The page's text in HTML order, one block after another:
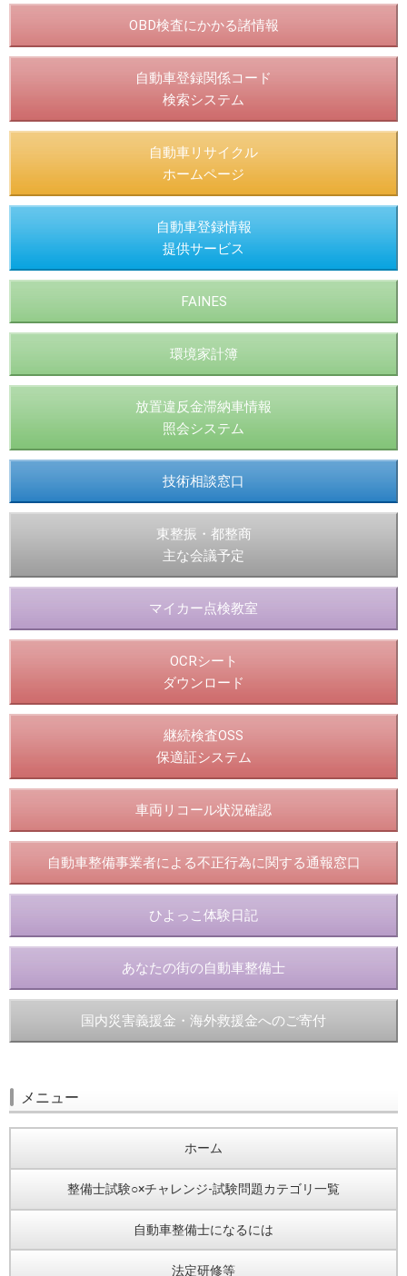
OBD検査にかかる諸情報
自動車登録関係コード
検索システム
自動車リサイクル
ホームページ
自動車登録情報
提供サービス
FAINES
環境家計簿
放置違反金滞納車情報
照会システム
技術相談窓口
東整振・都整商
主な会議予定
マイカー点検教室
OCRシート
ダウンロード
継続検査OSS
保適証システム
車両リコール状況確認
自動車整備事業者による不正行為に関する通報窓口
ひよっこ体験日記
あなたの街の自動車整備士
国内災害義援金・海外救援金へのご寄付
メニュー
ホーム
整備士試験○×チャレンジ-試験問題カテゴリ一覧
自動車整備士になるには
法定研修等